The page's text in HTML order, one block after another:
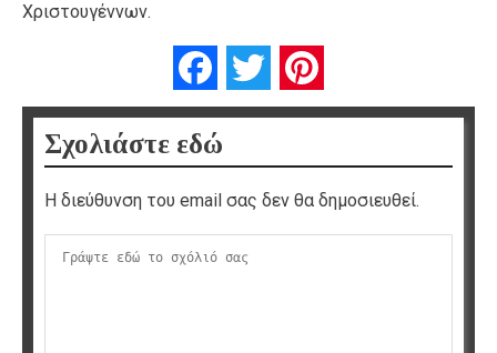
Χριστουγέννων.
FacebookTwitter
Σχολιάστε εδώ
Η διεύθυνση του email σας δεν θα δημοσιευθεί.